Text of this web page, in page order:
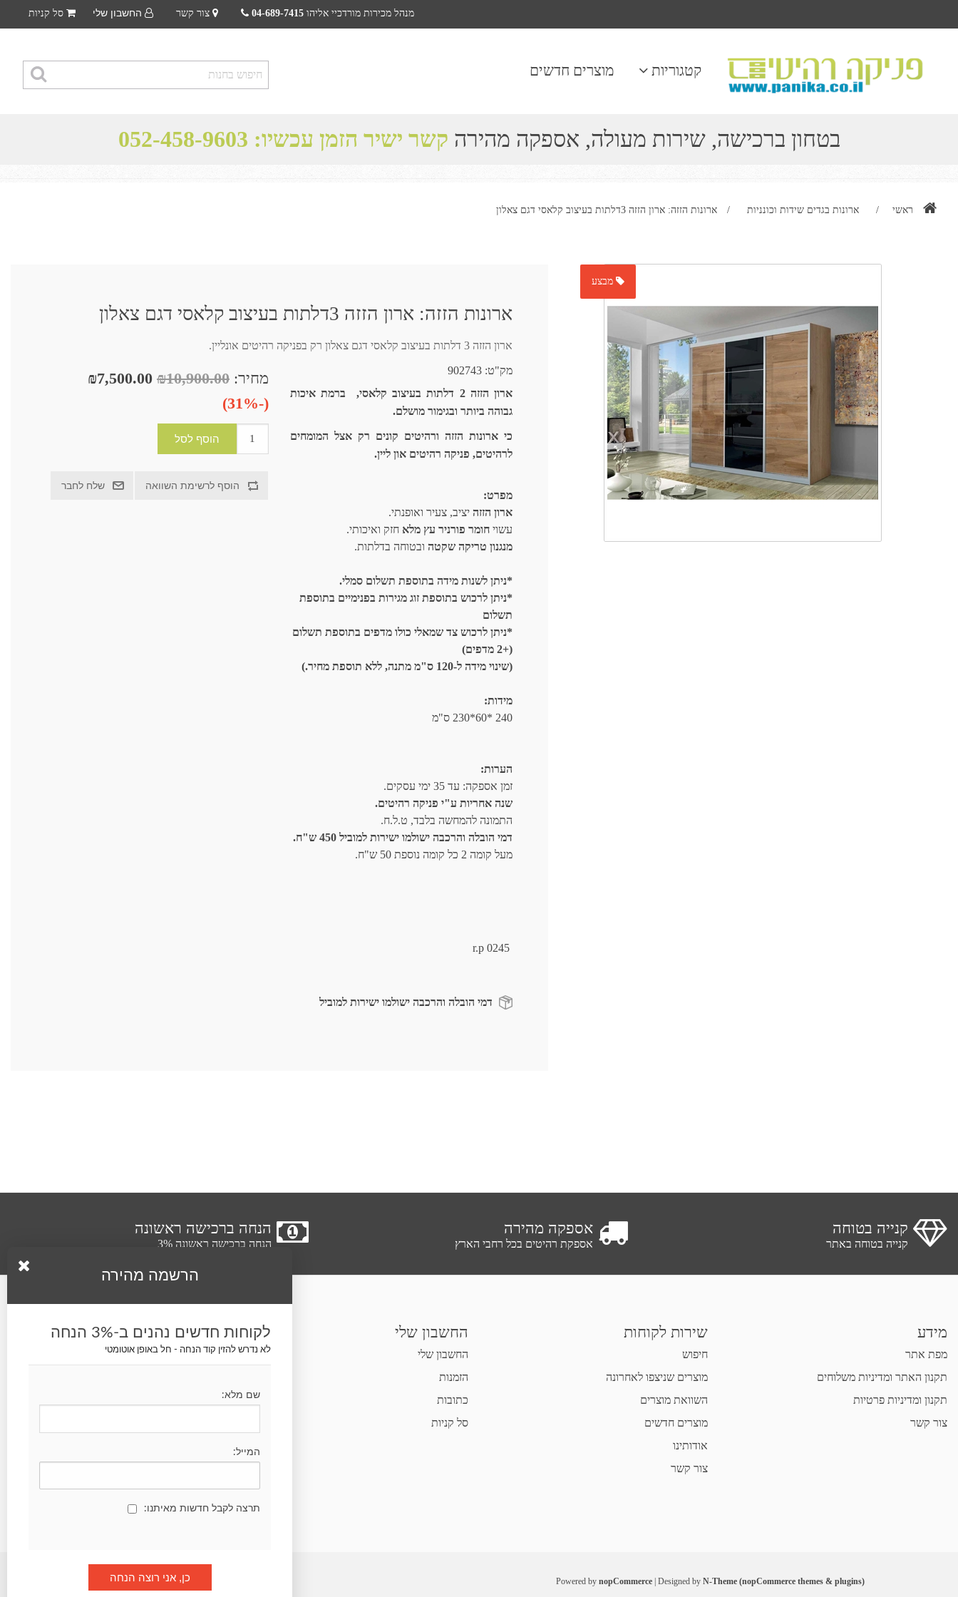
מנהל מכירות מורדכיי אליהו 04-689-7415 צור קשר החשבון שלי סל קניות
קטגוריות מוצרים חדשים
בטחון ברכישה, שירות מעולה, אספקה מהירה קשר ישיר הזמן עכשיו: 052-458-9603
ראשי / ארונות בגדים שידות וכונניות / ארונות הזזה: ארון הזזה 3דלתות בעיצוב קלאסי דגם צאלון
מבצע
ארונות הזזה: ארון הזזה 3דלתות בעיצוב קלאסי דגם צאלון
ארון הזזה 3 דלתות בעיצוב קלאסי דגם צאלון רק בפניקה רהיטים אונליין.
מק"ט: 902743
ארון הזזה 2 דלתות בעיצוב קלאסי, ברמת איכות
גבוהה ביותר ובגימור מושלם.
כי ארונות הזזה ורהיטים קונים רק אצל המומחים
לרהיטים, פניקה רהיטים און ליין.
מפרט:
ארון הזזה יציב, צעיר ואופנתי.
עשויחומר פורניר עץ מלאחזק ואיכותי.
מנגנון טריקה שקטה ובטוחה בדלתות.
*ניתן לשנות מידה בתוספת תשלום סמלי.
*ניתן לרכוש בתוספת זוג מגירות בפנימיים בתוספת
תשלום
*ניתן לרכוש צד שמאלי כולו מדפים בתוספת תשלום
(+2 מדפים)
(שינוי מידה ל-120 ס"מ מתנה, ללא תוספת מחיר.)
מידות:
240 *60*230 ס"מ
הערות:
זמן אספקה: עד 35 ימי עסקים.
שנה אחריות ע"י פניקה רהיטים.
התמונה להמחשה בלבד, ט.ל.ח.
דמי הובלה והרכבה ישולמו ישירות למוביל 450 ש"ח.
מעל קומה 2 כל קומה נוספת 50 ש"ח.
r.p 0245
דמי הובלה והרכבה ישולמו ישירות למוביל
מחיר: ₪10,900.00
₪7,500.00
(-31%)
קנייה בטוחה
קנייה בטוחה באתר
אספקה מהירה
אספקת רהיטים בכל רחבי הארץ
הנחה ברכישה ראשונה
הנחה ברכישה ראשונה 3%
מידע
מפת אתר
תקנון האתר ומדיניות משלוחים
תקנון ומדיניות פרטיות
צור קשר
שירות לקוחות
חיפוש
מוצרים שניצפו לאחרונה
השוואת מוצרים
מוצרים חדשים
אודותינו
צור קשר
החשבון שלי
החשבון שלי
הזמנות
כתובות
סל קניות
עקבו אחרינו
הרשמה לחדשות ועדכונים
Panika © כל הזכויות שמורות. Powered by nopCommerce| Designed by N-Theme (nopCommerce themes & plugins)
הרשמה מהירה
לקוחות חדשים נהנים ב-3% הנחה
לא נדרש להזין קוד הנחה - חל באופן אוטומטי
שם מלא:
המייל:
תרצה לקבל חדשות מאיתנו: